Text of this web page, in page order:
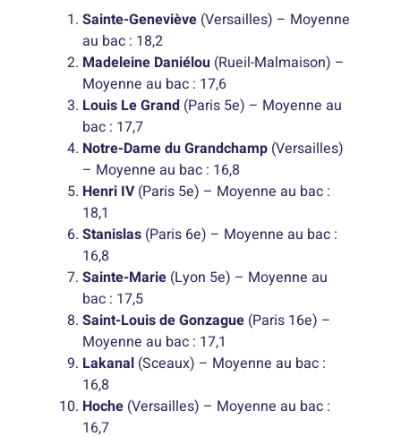
Sainte-Geneviève (Versailles) – Moyenne
au bac : 18,2
Madeleine Daniélou (Rueil-Malmaison) –
Moyenne au bac : 17,6
Louis Le Grand (Paris 5e) – Moyenne au
bac : 17,7
Notre-Dame du Grandchamp (Versailles)
– Moyenne au bac : 16,8
Henri IV(Paris 5e) – Moyenne au bac :
18,1
Stanislas (Paris 6e) – Moyenne au bac :
16,8
Sainte-Marie (Lyon 5e) – Moyenne au
bac : 17,5
Saint-Louis de Gonzague (Paris 16e) –
Moyenne au bac : 17,1
Lakanal (Sceaux) – Moyenne au bac :
16,8
Hoche (Versailles) – Moyenne au bac :
16,7